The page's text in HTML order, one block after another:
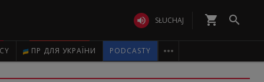
 SŁUCHAJ shopping_cart 
ПР ДЛЯ УКРАЇНИ PODCASTY 